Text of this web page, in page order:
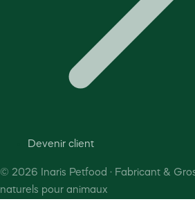
Devenir client
© 2026 Inaris Petfood · Fabricant &
naturels pour animaux